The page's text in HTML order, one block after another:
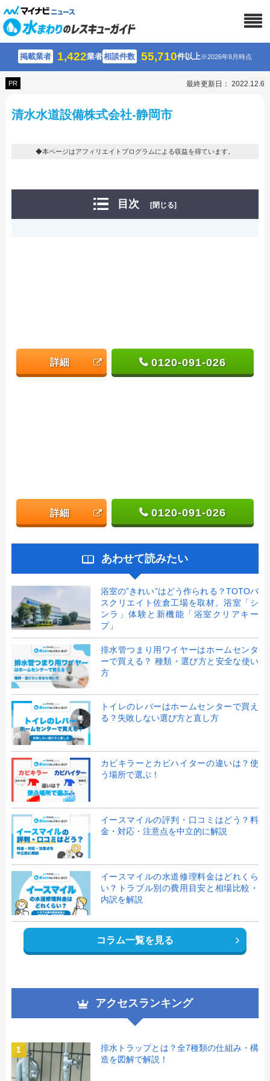
掲載業者 1,422業者相談件数 55,710件以上※2026年8月時点
PR 最終更新日： 2022.12.6
清水水道設備株式会社-静岡市
◆本ページはアフィリエイトプログラムによる収益を得ています。
目次 [閉じる]
詳細 0120-091-026
詳細 0120-091-026
あわせて読みたい
浴室の”きれい”はどう作られる？TOTOバ
スクリエイト佐倉工場を取材。浴室「シ
ンラ」体験と新機能「浴室クリアキー
プ」
排水管つまり用ワイヤーはホームセンタ
ーで買える？ 種類・選び方と安全な使い
方
トイレのレバーはホームセンターで買え
る？失敗しない選び方と直し方
カビキラーとカビハイターの違いは？使
う場所で選ぶ！
イースマイルの評判・口コミはどう？料
金・対応・注意点を中立的に解説
イースマイルの水道修理料金はどれくら
い？トラブル別の費用目安と相場比較・
内訳を解説
コラム一覧を見る
アクセスランキング
1
排水トラップとは？全7種類の仕組み・構
造を図解で解説！